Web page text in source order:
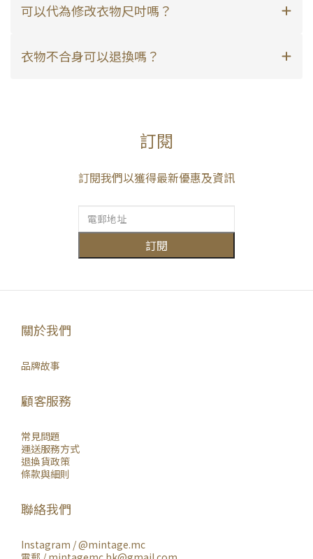
可以代為修改衣物尺吋嗎？
衣物不合身可以退換嗎？
訂閱
訂閱我們以獲得最新優惠及資訊
訂閱
關於我們
品牌故事
顧客服務
常見問題
運送服務方式
退換貨政策
條款與細則
聯絡我們
Instagram /@mintage.mc